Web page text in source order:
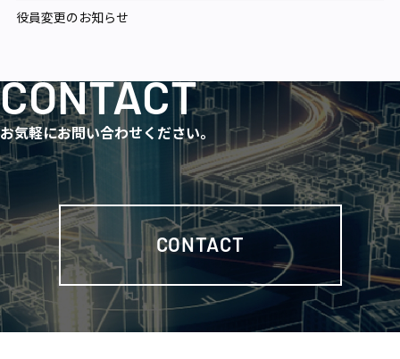
役員変更のお知らせ
CONTACT
お気軽にお問い合わせください。
CONTACT